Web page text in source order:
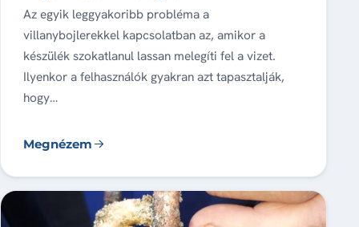
Az egyik leggyakoribb probléma a
villanybojlerekkel kapcsolatban az, amikor a
készülék szokatlanul lassan melegíti fel a vizet.
Ilyenkor a felhasználók gyakran azt tapasztalják,
hogy…
Megnézem